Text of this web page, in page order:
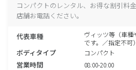
コンパクトのレンタル、お得な割引料
店舗お電話ください。
代表車種
ヴィッツ等（車種
です。／指定不可）
ボディタイプ コンパクト
営業時間 08:00-20:00